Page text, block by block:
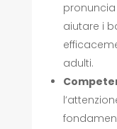
aiutare i
adulti.